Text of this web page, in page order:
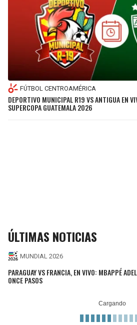
FÚTBOL CENTROAMÉRICA
DEPORTIVO MUNICIPAL R19 VS ANTIGUA EN
SUPERCOPA GUATEMALA 2026
ÚLTIMAS NOTICIAS
MUNDIAL 2026
PARAGUAY VS FRANCIA, EN VIVO: MBAPPÉ
ONCE PASOS